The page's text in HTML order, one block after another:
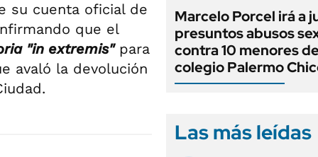
su cuenta oficial de
que el
"in extremis"para
avaló la devolución
Marcelo Porcel irá a
presuntos abusos
contra 10 menores
colegio Palermo
Las más leídas